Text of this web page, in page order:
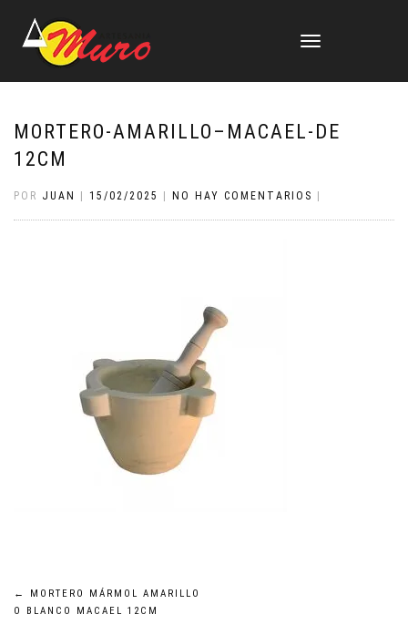
CAMBIAR
MORTERO-AMARILLO–MACAEL-DE
12CM
POR JUAN 15/02/2025 NO HAY COMENTARIOS
Navegación
←
MORTERO MÁRMOL AMARILLO
O BLANCO MACAEL 12CM